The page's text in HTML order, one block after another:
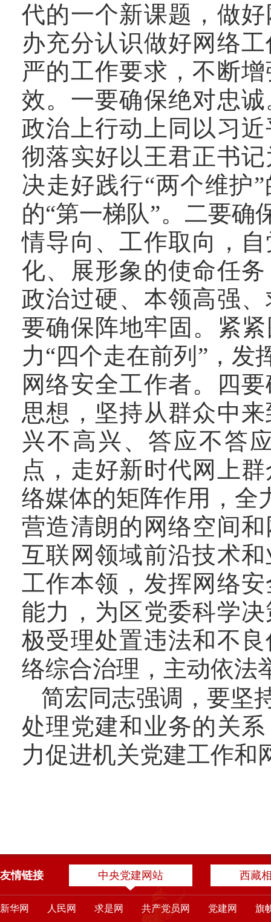
代的一个新课题，做
办充分认识做好网络
严的工作要求，不断
效。 一要确保绝对忠
政治上行动上同以习
彻落实好以王君正书
决走好践行“两个维护
的“第一梯队”。 二要确
情导向、工作取向，
化、展形象的使命任
政治过硬、本领高强
要确保阵地牢固。 紧
力“四个走在前列”，发
网络安全工作者。
四
思想，坚持从群众中
兴不高兴、 答应不答
点，走好新时代网上
络媒体的矩阵作用，全
营造清朗的网络空间
互联网领域前沿技术
工作本领，发挥网络
能力，为区党委科学
极受理处置违法和不
络综合治理，主动依法
简宏同志强调，要坚
处理党建和业务的关
力促进机关党建工作和
友情链接 中央党建网站 西藏
新华网 人民网 求是网 共产党员网 党建网 旗